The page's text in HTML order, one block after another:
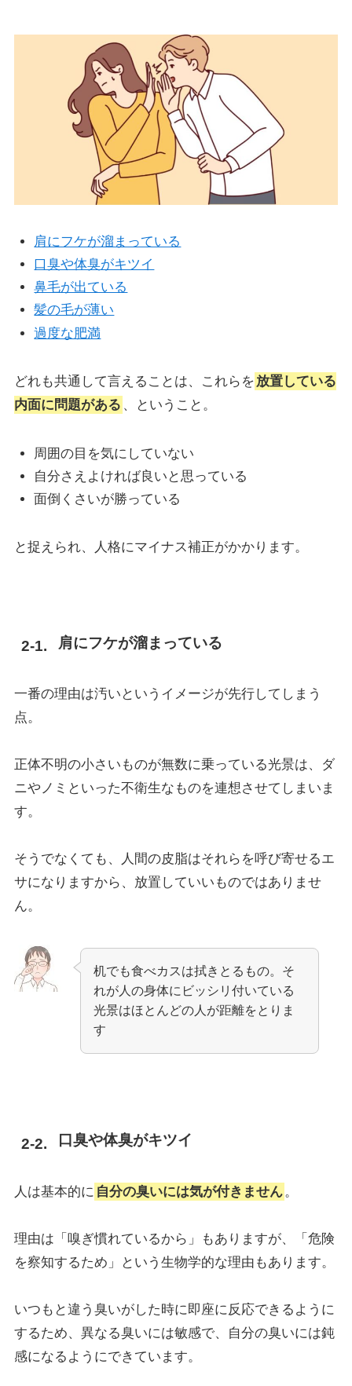
肩にフケが溜まっている
口臭や体臭がキツイ
鼻毛が出ている
髪の毛が薄い
過度な肥満
どれも共通して言えることは、これらを 放置している
内面に問題がある 、ということ。
周囲の目を気にしていない
自分さえよければ良いと思っている
面倒くさいが勝っている
と捉えられ、人格にマイナス補正がかかります。
肩にフケが溜まっている
一番の理由は汚いというイメージが先行してしまう
点。
正体不明の小さいものが無数に乗っている光景は、ダ
ニやノミといった不衛生なものを連想させてしまいま
す。
そうでなくても、人間の皮脂はそれらを呼び寄せるエ
サになりますから、放置していいものではありませ
ん。
机でも食べカスは拭きとるもの。そ
れが人の身体にビッシリ付いている
光景はほとんどの人が距離をとりま
す
口臭や体臭がキツイ
人は基本的に 自分の臭いには気が付きません 。
理由は「嗅ぎ慣れているから」もありますが、「危険
を察知するため」という生物学的な理由もあります。
いつもと違う臭いがした時に即座に反応できるように
するため、異なる臭いには敏感で、自分の臭いには鈍
感になるようにできています。